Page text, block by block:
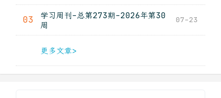
03
学习周刊-总第273期-2026年第30
周
07-23
更多文章>